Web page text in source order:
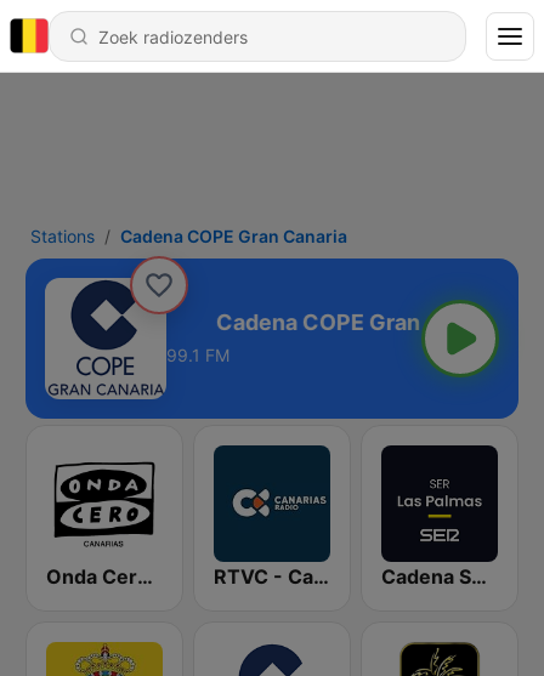
Stations Cadena COPE Gran Canaria
Canaria
99.1 FM
Onda Cero Las Palmas RTVC - Canarias Radio Cadena SER Las Palmas